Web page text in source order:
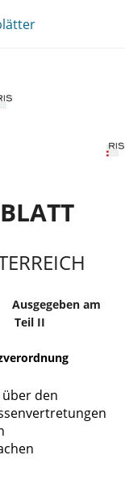
Ausgegeben am
Teil II
den